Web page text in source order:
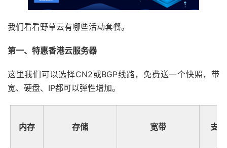
我们看看野草云有哪些活动套餐。
第一、特惠香港云服务器
这里我们可以选择CN2或BGP线路，免费送一个快照，带
宽、硬盘、IP都可以弹性增加。
内存 存储 宽带 支